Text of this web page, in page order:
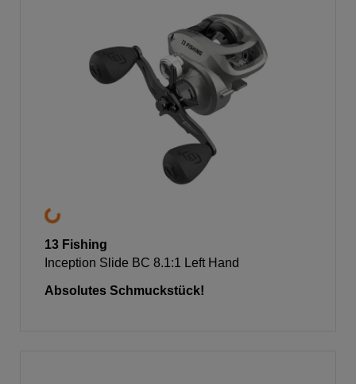
13 Fishing
Inception Slide BC 8.1:1 Left Hand
Absolutes Schmuckstück!